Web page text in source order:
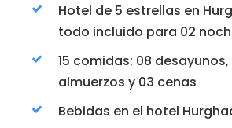
Hotel de 5 estrellas en
todo incluido para 02
15 comidas: 08 desayunos,
almuerzos y 03 cenas
Bebidas en el hotel